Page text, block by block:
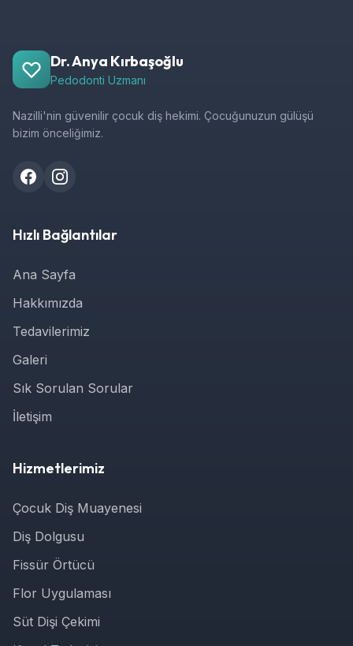
Dr. Anya Kırbaşoğlu
Pedodonti Uzmanı
Nazilli'nin güvenilir çocuk diş hekimi. Çocuğunuzun gülüşü
bizim önceliğimiz.
Hızlı Bağlantılar
Ana Sayfa
Hakkımızda
Tedavilerimiz
Galeri
Sık Sorulan Sorular
İletişim
Hizmetlerimiz
Çocuk Diş Muayenesi
Diş Dolgusu
Fissür Örtücü
Flor Uygulaması
Süt Dişi Çekimi